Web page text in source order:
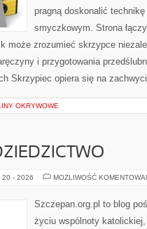
pragną doskonalić
smyczkowym. Strona
może zrozumieć skrzypce
i przygotowania
Skrzypiec opiera się na
OKRYWOWE
20 - 2026 MOŻLIWOŚĆ
Szczepan.org.pl to blog
życiu wspólnoty